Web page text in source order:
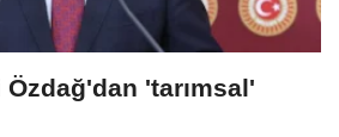
'tarımsal'